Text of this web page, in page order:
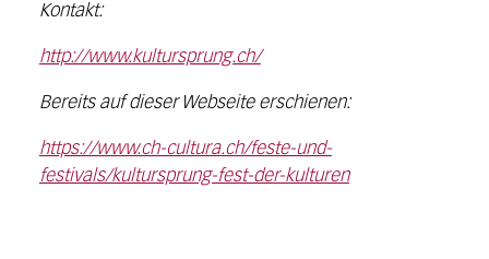
Kontakt:
http://www.kultursprung.ch/
Bereits auf dieser Webseite erschienen:
https://www.ch-cultura.ch/feste-und-
festivals/kultursprung-fest-der-kulturen